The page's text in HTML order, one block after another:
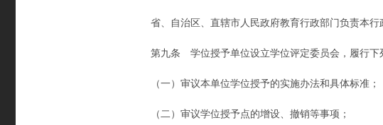
省、自治区、直辖市人民政府教育行政部门负责本行
第九条 学位授予单位设立学位评定委员会，履行下
（一）审议本单位学位授予的实施办法和具体标准；
（二）审议学位授予点的增设、撤销等事项；